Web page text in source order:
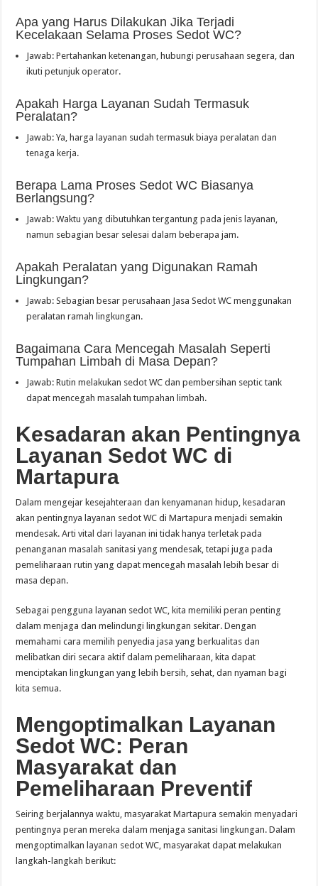
Apa yang Harus Dilakukan Jika Terjadi
Kecelakaan Selama Proses Sedot WC?
Jawab: Pertahankan ketenangan, hubungi perusahaan segera, dan
ikuti petunjuk operator.
Apakah Harga Layanan Sudah Termasuk
Peralatan?
Jawab: Ya, harga layanan sudah termasuk biaya peralatan dan
tenaga kerja.
Berapa Lama Proses Sedot WC Biasanya
Berlangsung?
Jawab: Waktu yang dibutuhkan tergantung pada jenis layanan,
namun sebagian besar selesai dalam beberapa jam.
Apakah Peralatan yang Digunakan Ramah
Lingkungan?
Jawab: Sebagian besar perusahaan Jasa Sedot WC menggunakan
peralatan ramah lingkungan.
Bagaimana Cara Mencegah Masalah Seperti
Tumpahan Limbah di Masa Depan?
Jawab: Rutin melakukan sedot WC dan pembersihan septic tank
dapat mencegah masalah tumpahan limbah.
Kesadaran akan Pentingnya
Layanan Sedot WC di
Martapura
Dalam mengejar kesejahteraan dan kenyamanan hidup, kesadaran
akan pentingnya layanan sedot WC di Martapura menjadi semakin
mendesak. Arti vital dari layanan ini tidak hanya terletak pada
penanganan masalah sanitasi yang mendesak, tetapi juga pada
pemeliharaan rutin yang dapat mencegah masalah lebih besar di
masa depan.
Sebagai pengguna layanan sedot WC, kita memiliki peran penting
dalam menjaga dan melindungi lingkungan sekitar. Dengan
memahami cara memilih penyedia jasa yang berkualitas dan
melibatkan diri secara aktif dalam pemeliharaan, kita dapat
menciptakan lingkungan yang lebih bersih, sehat, dan nyaman bagi
kita semua.
Mengoptimalkan Layanan
Sedot WC: Peran
Masyarakat dan
Pemeliharaan Preventif
Seiring berjalannya waktu, masyarakat Martapura semakin menyadari
pentingnya peran mereka dalam menjaga sanitasi lingkungan. Dalam
mengoptimalkan layanan sedot WC, masyarakat dapat melakukan
langkah-langkah berikut: